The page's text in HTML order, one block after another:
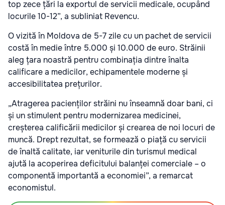
top zece țări la exportul de servicii medicale, ocupând
locurile 10-12”, a subliniat Revencu.
O vizită în Moldova de 5-7 zile cu un pachet de servicii
costă în medie între 5.000 și 10.000 de euro. Străinii
aleg țara noastră pentru combinația dintre înalta
calificare a medicilor, echipamentele moderne și
accesibilitatea prețurilor.
„Atragerea pacienților străini nu înseamnă doar bani, ci
și un stimulent pentru modernizarea medicinei,
creșterea calificării medicilor și crearea de noi locuri de
muncă. Drept rezultat, se formează o piață cu servicii
de înaltă calitate, iar veniturile din turismul medical
ajută la acoperirea deficitului balanței comerciale – o
componentă importantă a economiei”, a remarcat
economistul.